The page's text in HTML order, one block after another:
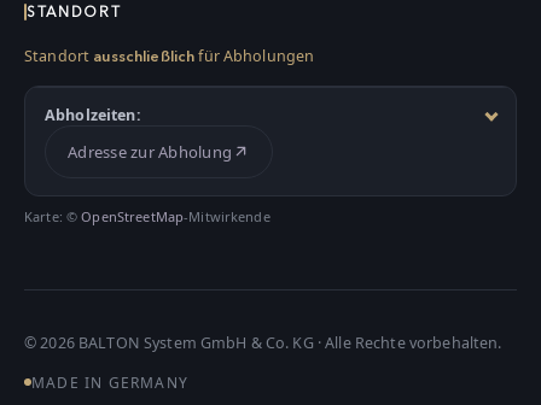
STANDORT
Standort ausschließlich für Abholungen
Abholzeiten:
Adresse zur Abholung
Karte: ©OpenStreetMap-Mitwirkende
©2026BALTON System GmbH & Co. KG · Alle Rechte vorbehalten.
MADE IN GERMANY